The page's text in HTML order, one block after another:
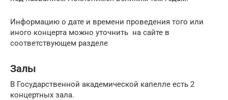
Информацию о дате и времени проведения того или
иного концерта можно уточнить на сайте в
соответствующем разделе
Залы
В Государственной академической капелле есть 2
концертных зала.